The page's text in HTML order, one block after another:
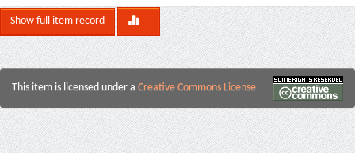
Show full item record
This item is licensed under a Creative Commons License